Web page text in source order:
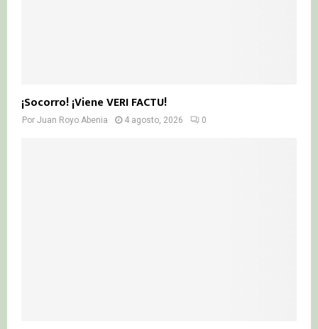
¡Socorro! ¡Viene VERI FACTU!
Por Juan Royo Abenia 4 agosto, 2026 0